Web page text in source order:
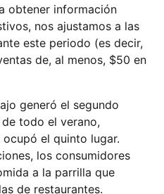
obtener información
nos ajustamos a las
este periodo (es decir,
de, al menos, $50 en
generó el segundo
todo el verano,
el quinto lugar.
los consumidores
a la parrilla que
de restaurantes.